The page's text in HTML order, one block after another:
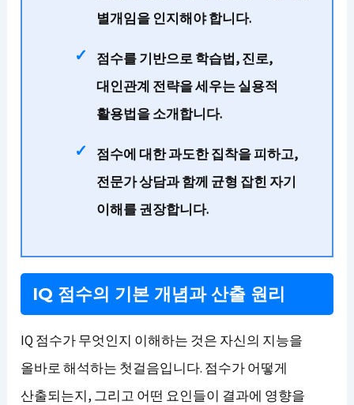
별개임을 인지해야 합니다.
점수를 기반으로 학습법, 진로,
대인관계 전략을 세우는 실용적
활용법을 소개합니다.
점수에 대한 과도한 집착을 피하고,
전문가 상담과 함께 균형 잡힌 자기
이해를 권장합니다.
IQ 점수의 기본 개념과 산출 원리
IQ 점수가 무엇인지 이해하는 것은 자신의 지능을
올바로 해석하는 첫걸음입니다. 점수가 어떻게
산출되는지, 그리고 어떤 요인들이 결과에 영향을